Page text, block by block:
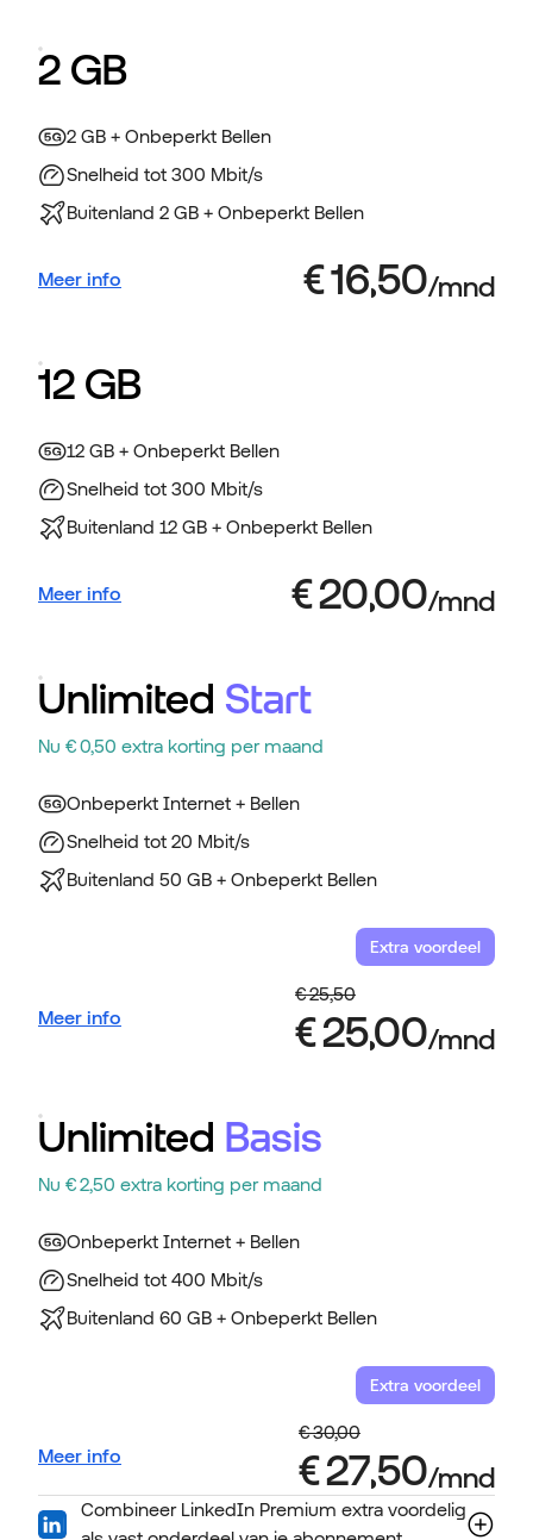
2 GB
2 GB + Onbeperkt Bellen
Snelheid tot 300 Mbit/s
Buitenland 2 GB + Onbeperkt Bellen
Meer info
12 GB
12 GB + Onbeperkt Bellen
Snelheid tot 300 Mbit/s
Buitenland 12 GB + Onbeperkt Bellen
Meer info
Unlimited Start
Nu € 0,50 extra korting per maand
Onbeperkt Internet + Bellen
Snelheid tot 20 Mbit/s
Buitenland 50 GB + Onbeperkt Bellen
Extra voordeel
Meer info
Unlimited Basis
Nu € 2,50 extra korting per maand
Onbeperkt Internet + Bellen
Snelheid tot 400 Mbit/s
Buitenland 60 GB + Onbeperkt Bellen
Extra voordeel
Meer info
Combineer LinkedIn Premium extra voordelig